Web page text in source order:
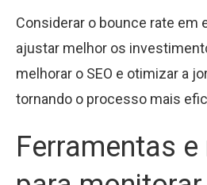
Considerar o bounce rate em
ajustar melhor os
melhorar o SEO e otimizar a
tornando o processo mais
Ferramentas